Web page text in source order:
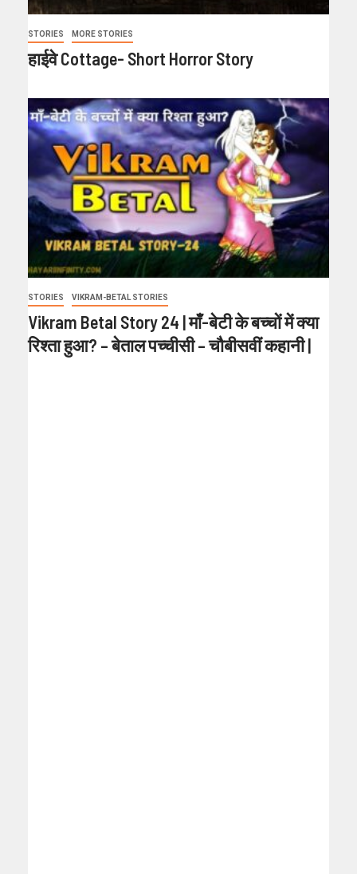
STORIES MORE STORIES
हाईवे Cottage- Short Horror Story
STORIES VIKRAM-BETAL STORIES
Vikram Betal Story 24 | माँ-बेटी के बच्चों में क्या
रिश्ता हुआ? – बेताल पच्चीसी – चौबीसवीं कहानी |